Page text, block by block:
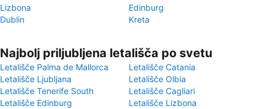
Lizbona
Edinburg
Dublin
Kreta
Najbolj priljubljena letališča po svetu
Letališče Palma de Mallorca
Letališče Catania
Letališče Ljubljana
Letališče Olbia
Letališče Tenerife South
Letališče Cagliari
Letališče Edinburg
Letališče Lizbona